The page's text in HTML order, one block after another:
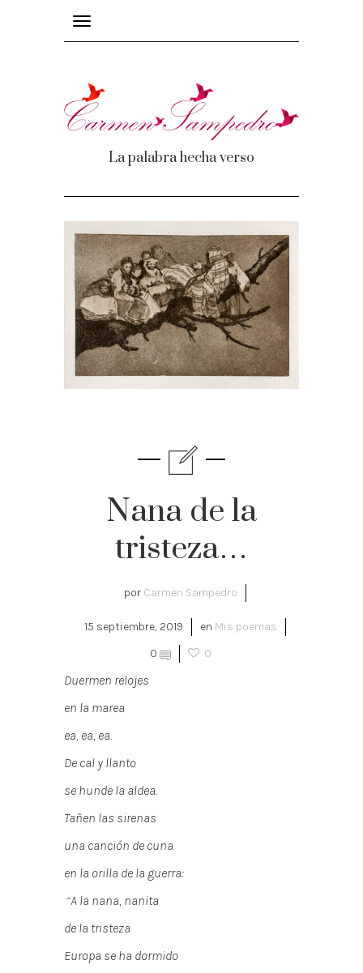
Toggle
navigation
La palabra hecha verso
Nana de la
tristeza…
por Carmen Sampedro
15 septiembre, 2019 en Mis poemas
0
0
Duermen relojes
en la marea
ea, ea, ea.
De cal y llanto
se hunde la aldea.
Tañen las sirenas
una canción de cuna
en la orilla de la guerra:
“A la nana, nanita
de la tristeza
Europa se ha dormido